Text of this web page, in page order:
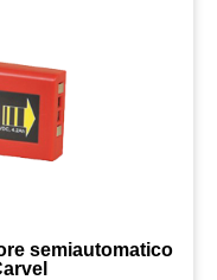
semiautomatico